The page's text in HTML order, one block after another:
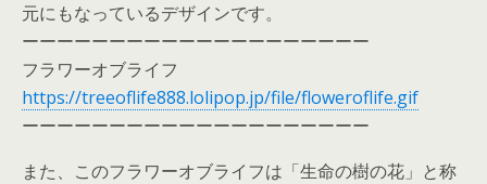
元にもなっているデザインです。
ーーーーーーーーーーーーーーーーーーーー
フラワーオブライフ
https://treeoflife888.lolipop.jp/file/floweroflife.gif
ーーーーーーーーーーーーーーーーーーーー
また、このフラワーオブライフは「生命の樹の花」と称